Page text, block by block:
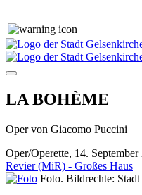
LA BOHÈME
Oper von Giacomo Puccini
Oper/Operette, 14.
Revier (MiR) - Großes Haus
Foto. Bildrechte: